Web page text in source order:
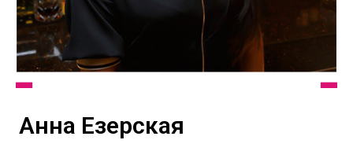
Анна Езерская